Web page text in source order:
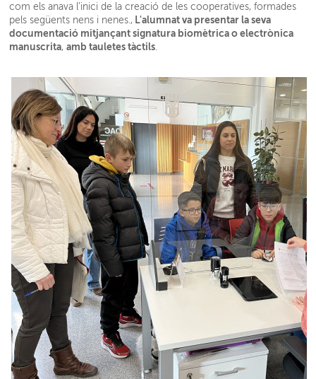
com els anava l’inici de la creació de les cooperatives, formades
pels següents nens i nenes., L'alumnat va presentar la seva
documentació mitjançant signatura biomètrica o electrònica
manuscrita,amb tauletes tàctils